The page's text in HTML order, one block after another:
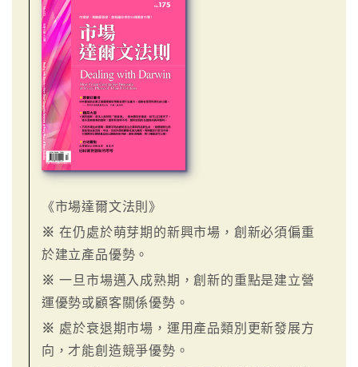
《市場達爾文法則》
※ 在仍處於萌芽期的新興市場，創新必須偏重
於建立產品優勢。
※ 一旦市場邁入成熟期，創新的重點是建立營
運優勢或顧客關係優勢。
※ 處於衰退期市場，運用產品類別更新發展方
向，才能創造競爭優勢。